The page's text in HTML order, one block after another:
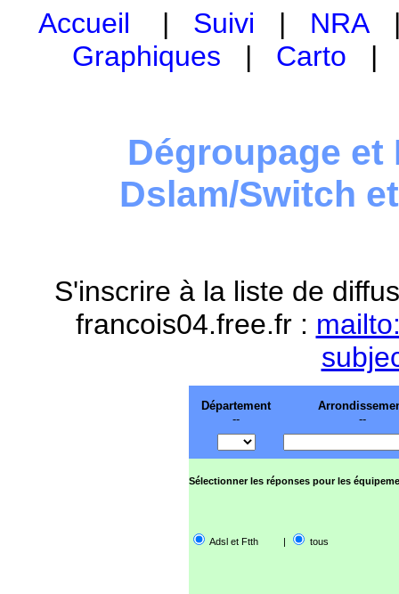
Accueil | Suivi | NRA
Graphiques | Carto
Dégroupage et
Dslam/Switch
S'inscrire à la liste de
francois04.free.fr :
Département
--
--
Sélectionner les réponses pour les
Adsl et Ftth | tous